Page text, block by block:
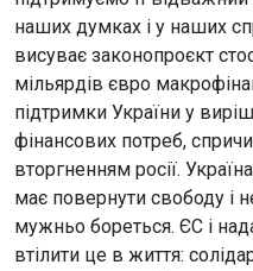
наших думках і у наших
висуває законопроєкт
мільярдів євро
підтримки України у
фінансових потреб,
вторгненням росії.
має повернути свободу і
мужньо бореться. ЄС і
втілити це в життя: